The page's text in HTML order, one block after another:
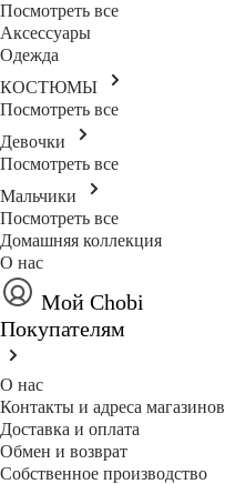
Посмотреть все
Аксессуары
Одежда
КОСТЮМЫ
Посмотреть все
Девочки
Посмотреть все
Мальчики
Посмотреть все
Домашняя коллекция
О нас
Мой Chobi
Покупателям
О нас
Контакты и адреса магазинов
Доставка и оплата
Обмен и возврат
Собственное производство